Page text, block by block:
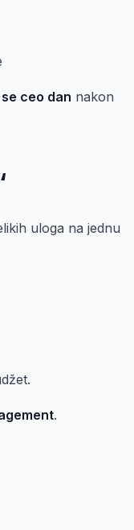
ceo dan nakon
uloga na jednu
.